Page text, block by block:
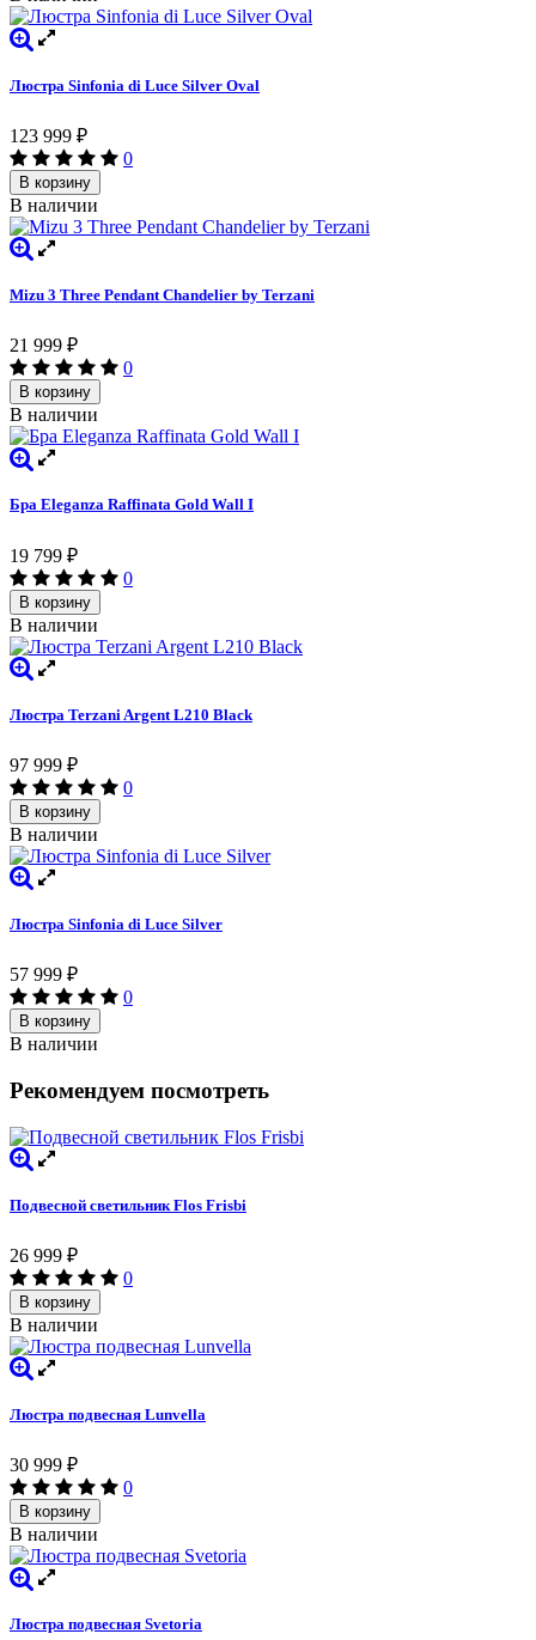
Люстра Sinfonia di Luce Silver Oval
123 999 ₽
0
В корзину
В наличии
Mizu 3 Three Pendant Chandelier by Terzani
21 999 ₽
0
В корзину
В наличии
Бра Eleganza Raffinata Gold Wall I
19 799 ₽
0
В корзину
В наличии
Люстра Terzani Argent L210 Black
97 999 ₽
0
В корзину
В наличии
Люстра Sinfonia di Luce Silver
57 999 ₽
0
В корзину
В наличии
Рекомендуем посмотреть
Подвесной светильник Flos Frisbi
26 999 ₽
0
В корзину
В наличии
Люстра подвесная Lunvella
30 999 ₽
0
В корзину
В наличии
Люстра подвесная Svetoria